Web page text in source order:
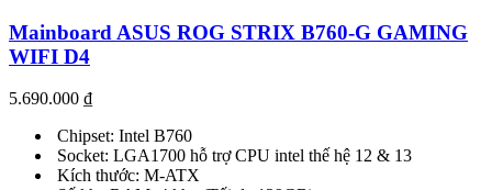
Mainboard ASUS ROG STRIX B760-G GAMING
WIFI D4
5.690.000 ₫
Chipset: Intel B760
Socket: LGA1700 hỗ trợ CPU intel thế hệ 12 & 13
Kích thước: M-ATX